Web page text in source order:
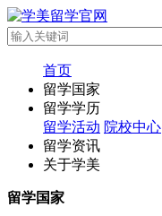
首页
留学国家
留学学历
留学活动 院校中心
留学资讯
关于学美
留学国家